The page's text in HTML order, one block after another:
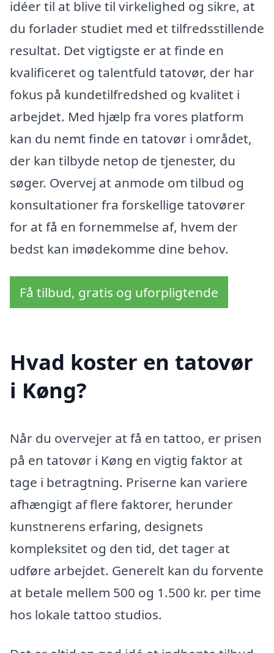
idéer til at blive til virkelighed og sikre, at
du forlader studiet med et tilfredsstillende
resultat. Det vigtigste er at finde en
kvalificeret og talentfuld tatovør, der har
fokus på kundetilfredshed og kvalitet i
arbejdet. Med hjælp fra vores platform
kan du nemt finde en tatovør i området,
der kan tilbyde netop de tjenester, du
søger. Overvej at anmode om tilbud og
konsultationer fra forskellige tatovører
for at få en fornemmelse af, hvem der
bedst kan imødekomme dine behov.
Få tilbud, gratis og uforpligtende
Hvad koster en tatovør
i Køng?
Når du overvejer at få en tattoo, er prisen
på en tatovør i Køng en vigtig faktor at
tage i betragtning. Priserne kan variere
afhængigt af flere faktorer, herunder
kunstnerens erfaring, designets
kompleksitet og den tid, det tager at
udføre arbejdet. Generelt kan du forvente
at betale mellem 500 og 1.500 kr. per time
hos lokale tattoo studios.